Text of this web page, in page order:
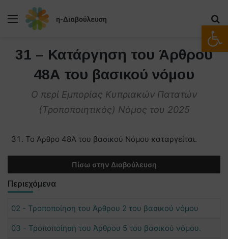
Μενού
31 – Κατάργηση του Άρθρου
48Α του βασικού νόμου
O περί Εμπορίας Κυπριακών Πατατών
(Τροποποιητικός) Νόμος του 2025
Το Άρθρο 48Α του βασικού Νόμου καταργείται.
Πίσω στην Διαβούλευση
Περιεχόμενα
02 - Τροποποίηση του Άρθρου 2 του βασικού νόμου
03 - Τροποποίηση του Άρθρου 5 του βασικού νόμου.